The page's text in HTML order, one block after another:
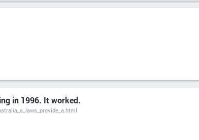
in 1996. It worked.